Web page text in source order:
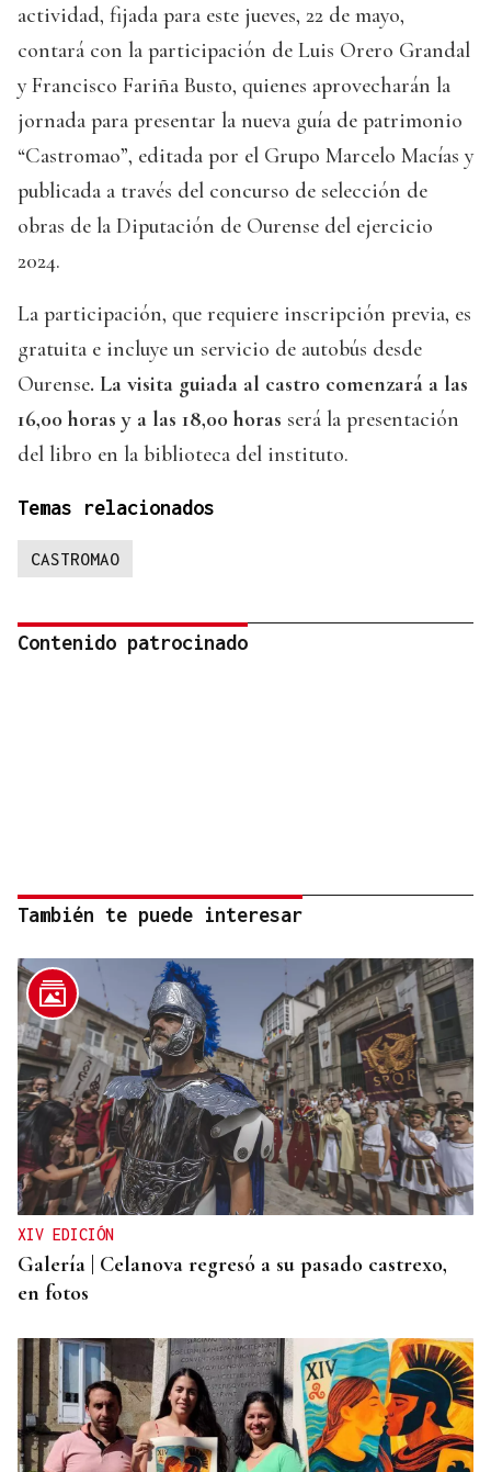
actividad, fijada para este jueves, 22 de mayo,
contará con la participación de Luis Orero Grandal
y Francisco Fariña Busto, quienes aprovecharán la
jornada para presentar la nueva guía de patrimonio
“Castromao”, editada por el Grupo Marcelo Macías y
publicada a través del concurso de selección de
obras de la Diputación de Ourense del ejercicio
2024.
La participación, que requiere inscripción previa, es
gratuita e incluye un servicio de autobús desde
Ourense. La visita guiada al castro comenzará a las
16,00 horas y a las 18,00 horas será la presentación
del libro en la biblioteca del instituto.
Temas relacionados
CASTROMAO
Contenido patrocinado
También te puede interesar
XIV EDICIÓN
Galería | Celanova regresó a su pasado castrexo,
en fotos